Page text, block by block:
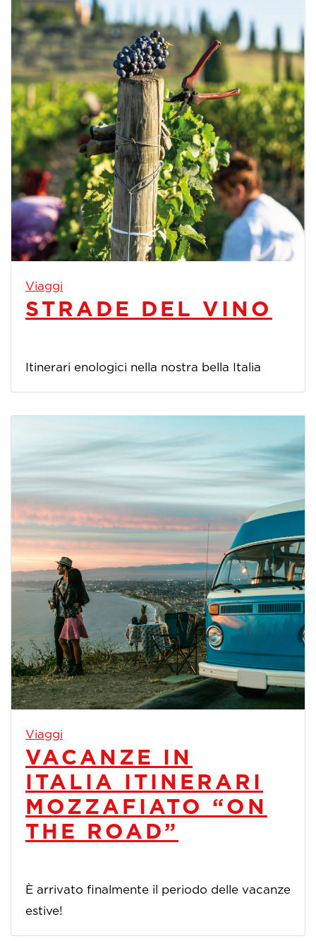
Viaggi
STRADE DEL VINO
Itinerari enologici nella nostra bella Italia
Viaggi
VACANZE IN
ITALIA ITINERARI
MOZZAFIATO “ON
THE ROAD”
È arrivato finalmente il periodo delle vacanze
estive!